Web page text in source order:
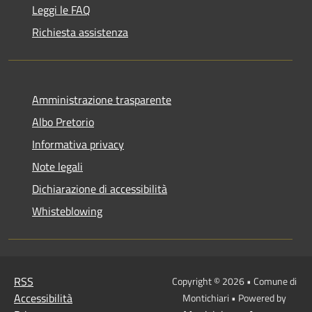
Leggi le FAQ
Richiesta assistenza
Amministrazione trasparente
Albo Pretorio
Informativa privacy
Note legali
Dichiarazione di accessibilità
Whisteblowing
RSS
Accessibilità
Copyright © 2026 • Comune di
Montichiari • Powered by